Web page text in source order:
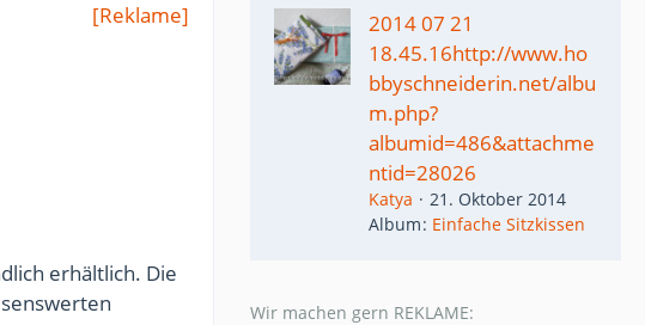
[Reklame]
erhältlich. Die
2014 07 21
18.45.16http://www.ho
bbyschneiderin.net/albu
m.php?
albumid=486&attachme
ntid=28026
Katya
21. Oktober 2014
Album Einfache Sitzkissen
Wir machen gern REKLAME: